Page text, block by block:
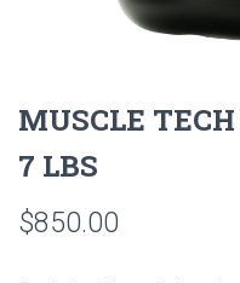
MUSCLE
7 LBS
$850.00